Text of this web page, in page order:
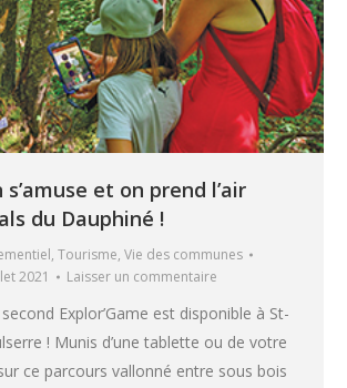
et on prend l’air
du Dauphiné !
, Tourisme, Vie des communes
2021 Laisser un commentaire
Explor’Game est disponible à St-
! Munis d’une tablette ou de votre
ce parcours vallonné entre sous bois